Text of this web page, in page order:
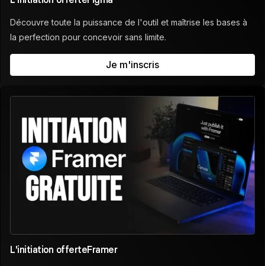
Découvre toute la puissance de l'outil et maîtrise les bases à
la perfection pour concevoir sans limite.
Je m'inscris
L'initiation offerteFramer